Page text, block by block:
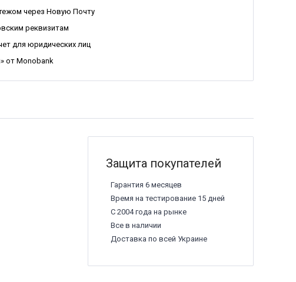
через Новую Почту
реквизитам
для юридических лиц
от Monobank
Защита покупателей
Гарантия 6 месяцев
Время на тестирование 15 дней
С 2004 года на рынке
Все в наличии
Доставка по всей Украине